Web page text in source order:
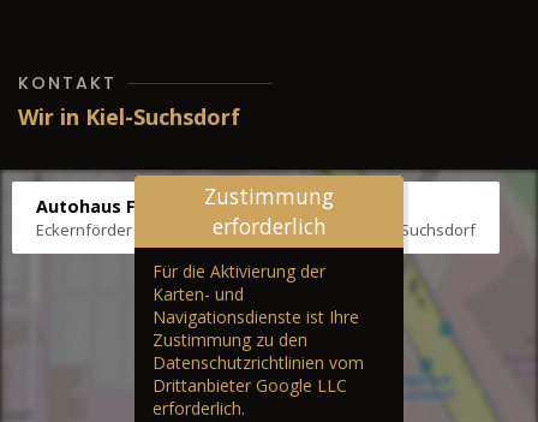
KONTAKT
Wir in Kiel-Suchsdorf
Autohaus Fräter
Eckernförder Str. /Klausbrooker Weg 1, 24107 Kiel-Suchsdorf
Zustimmung
erforderlich
Für die Aktivierung der
Karten- und
Navigationsdienste ist Ihre
Zustimmung zu den
Datenschutzrichtlinien vom
Drittanbieter Google LLC
erforderlich.